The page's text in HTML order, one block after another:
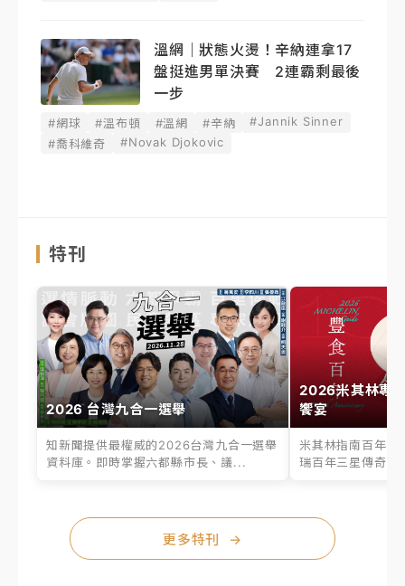
溫網｜狀態火燙！辛納連拿17
盤挺進男單決賽 2連霸剩最後
一步
#網球 #溫布頓 #溫網 #辛納
#Jannik Sinner
#喬科維奇
#Novak Djokovic
特刊
2026 台灣九合一選舉
知新聞提供最權威的2026台灣九合一選舉
資料庫。即時掌握六都縣市長、議...
2026米其林專
饗宴
米其林指南百年之
瑞百年三星傳奇、
更多特刊 →